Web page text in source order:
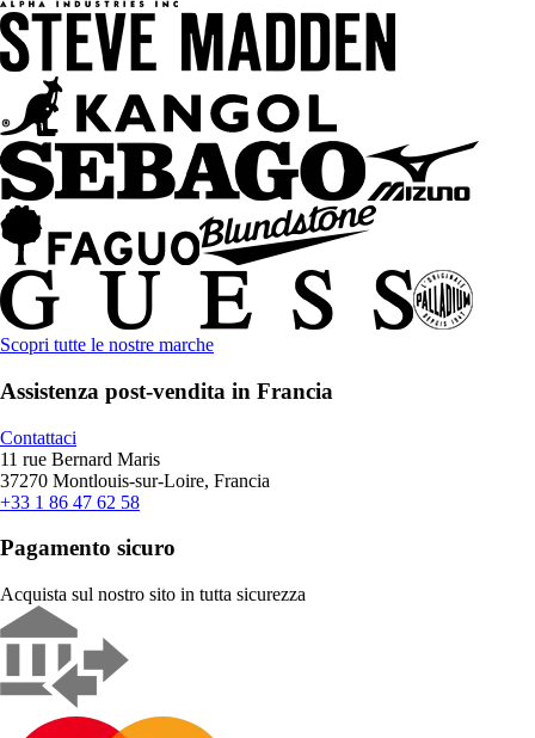
Scopri tutte le nostre marche
Assistenza post-vendita in Francia
Contattaci
11 rue Bernard Maris
37270 Montlouis-sur-Loire, Francia
+33 1 86 47 62 58
Pagamento sicuro
Acquista sul nostro sito in tutta sicurezza